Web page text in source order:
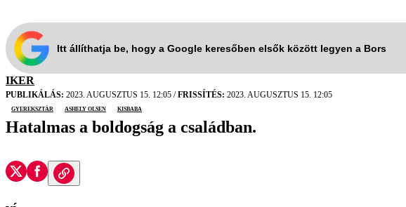
Itt állíthatja be, hogy a Google keresőben elsők között legyen a Bors
IKER
PUBLIKÁLÁS: 2023. AUGUSZTUS 15. 12:05 /FRISSÍTÉS: 2023. AUGUSZTUS 15. 12:05
gyereksztár
Ashely Olsen kisbaba
Hatalmas a boldogság a családban.